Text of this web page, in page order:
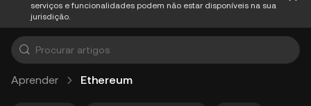
serviços e funcionalidades podem não estar disponíveis na sua
jurisdição.
Aprender Ethereum